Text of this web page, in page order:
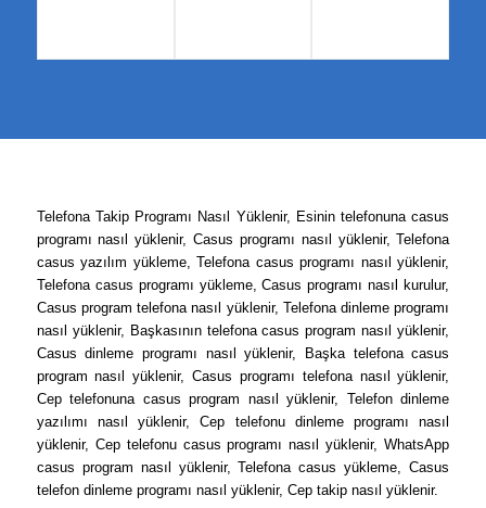
Telefona Takip Programı Nasıl Yüklenir, Esinin telefonuna casus
programı nasıl yüklenir, Casus programı nasıl yüklenir, Telefona
casus yazılım yükleme, Telefona casus programı nasıl yüklenir,
Telefona casus programı yükleme, Casus programı nasıl kurulur,
Casus program telefona nasıl yüklenir, Telefona dinleme programı
nasıl yüklenir, Başkasının telefona casus program nasıl yüklenir,
Casus dinleme programı nasıl yüklenir, Başka telefona casus
program nasıl yüklenir, Casus programı telefona nasıl yüklenir,
Cep telefonuna casus program nasıl yüklenir, Telefon dinleme
yazılımı nasıl yüklenir, Cep telefonu dinleme programı nasıl
yüklenir, Cep telefonu casus programı nasıl yüklenir, WhatsApp
casus program nasıl yüklenir, Telefona casus yükleme, Casus
telefon dinleme programı nasıl yüklenir, Cep takip nasıl yüklenir.